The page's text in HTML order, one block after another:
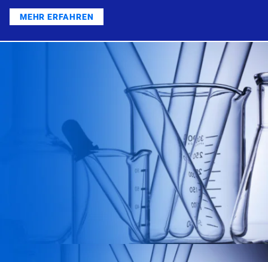
MEHR ERFAHREN